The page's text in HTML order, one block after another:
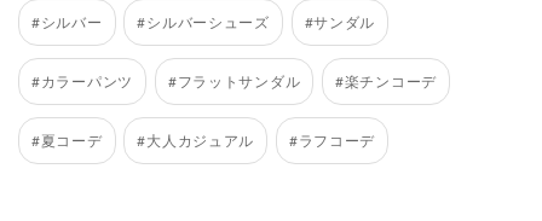
#シルバー #シルバーシューズ #サンダル
#カラーパンツ #フラットサンダル #楽チンコーデ
#夏コーデ #大人カジュアル #ラフコーデ